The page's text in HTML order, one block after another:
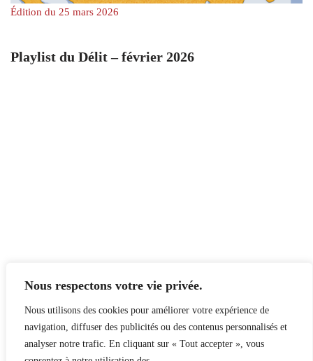
Nous respectons votre vie privée.
Nous utilisons des cookies pour améliorer votre expérience de
navigation, diffuser des publicités ou des contenus personnalisés et
analyser notre trafic. En cliquant sur « Tout accepter », vous
Édition du 25 mars 2026
Playlist du Délit – février 2026